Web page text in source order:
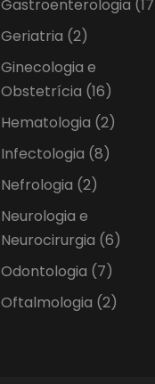
Gastroenterologia
Geriatria (2)
Ginecologia e
Obstetrícia (16)
Hematologia (2)
Infectologia (8)
Nefrologia (2)
Neurologia e
Neurocirurgia (6)
Odontologia (7)
Oftalmologia (2)